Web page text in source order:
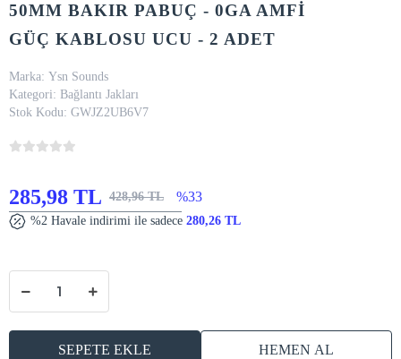
50MM BAKIR PABUÇ - 0GA AMFİ
GÜÇ KABLOSU UCU - 2 ADET
Marka: Ysn Sounds
Kategori: Bağlantı Jakları
Stok Kodu: GWJZ2UB6V7
285,98 TL 428,96 TL %33
%2 Havale indirimi ile sadece 280,26 TL
SEPETE EKLE HEMEN AL